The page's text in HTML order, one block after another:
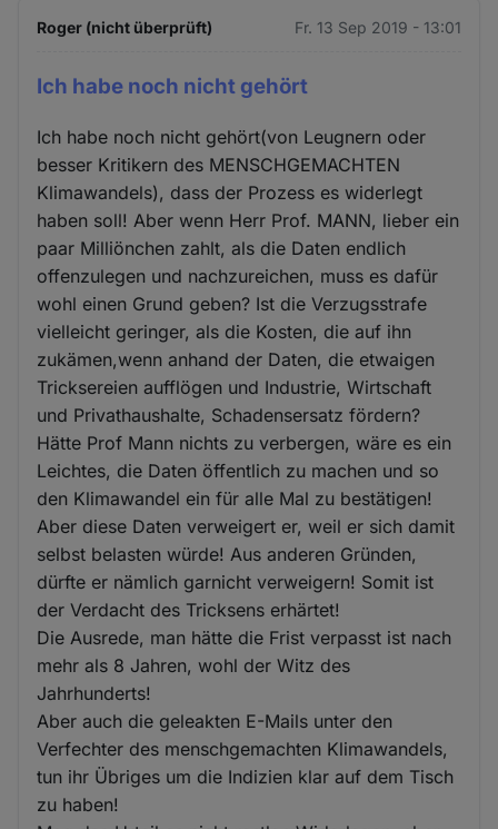
Roger (nicht überprüft) Fr. 13 Sep 2019 - 13:01
Ich habe noch nicht gehört
Ich habe noch nicht gehört(von Leugnern oder
besser Kritikern des MENSCHGEMACHTEN
Klimawandels), dass der Prozess es widerlegt
haben soll! Aber wenn Herr Prof. MANN, lieber ein
paar Milliönchen zahlt, als die Daten endlich
offenzulegen und nachzureichen, muss es dafür
wohl einen Grund geben? Ist die Verzugsstrafe
vielleicht geringer, als die Kosten, die auf ihn
zukämen,wenn anhand der Daten, die etwaigen
Tricksereien aufflögen und Industrie, Wirtschaft
und Privathaushalte, Schadensersatz fördern?
Hätte Prof Mann nichts zu verbergen, wäre es ein
Leichtes, die Daten öffentlich zu machen und so
den Klimawandel ein für alle Mal zu bestätigen!
Aber diese Daten verweigert er, weil er sich damit
selbst belasten würde! Aus anderen Gründen,
dürfte er nämlich garnicht verweigern! Somit ist
der Verdacht des Tricksens erhärtet!
Die Ausrede, man hätte die Frist verpasst ist nach
mehr als 8 Jahren, wohl der Witz des
Jahrhunderts!
Aber auch die geleakten E-Mails unter den
Verfechter des menschgemachten Klimawandels,
tun ihr Übriges um die Indizien klar auf dem Tisch
zu haben!